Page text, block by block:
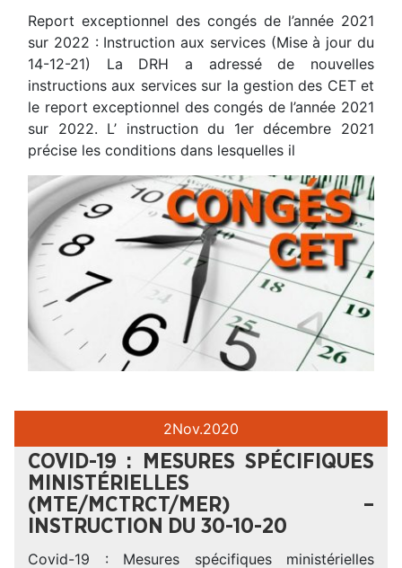
Report exceptionnel des congés de l’année 2021
sur 2022 : Instruction aux services (Mise à jour du
14-12-21) La DRH a adressé de nouvelles
instructions aux services sur la gestion des CET et
le report exceptionnel des congés de l’année 2021
sur 2022. L’ instruction du 1er décembre 2021
précise les conditions dans lesquelles il
2Nov.2020
COVID-19 : MESURES SPÉCIFIQUES
MINISTÉRIELLES
(MTE/MCTRCT/MER) –
INSTRUCTION DU 30-10-20
Covid-19 : Mesures spécifiques ministérielles